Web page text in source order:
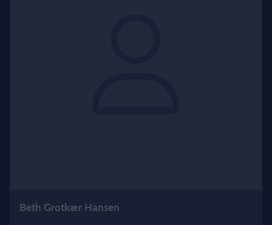
Beth Grotkær Hansen